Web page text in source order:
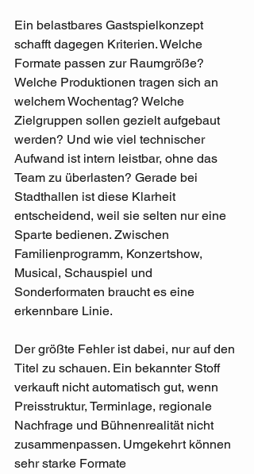
Ein belastbares Gastspielkonzept
schafft dagegen Kriterien. Welche
Formate passen zur Raumgröße?
Welche Produktionen tragen sich an
welchem Wochentag? Welche
Zielgruppen sollen gezielt aufgebaut
werden? Und wie viel technischer
Aufwand ist intern leistbar, ohne das
Team zu überlasten? Gerade bei
Stadthallen ist diese Klarheit
entscheidend, weil sie selten nur eine
Sparte bedienen. Zwischen
Familienprogramm, Konzertshow,
Musical, Schauspiel und
Sonderformaten braucht es eine
erkennbare Linie.
Der größte Fehler ist dabei, nur auf den
Titel zu schauen. Ein bekannter Stoff
verkauft nicht automatisch gut, wenn
Preisstruktur, Terminlage, regionale
Nachfrage und Bühnenrealität nicht
zusammenpassen. Umgekehrt können
sehr starke Formate